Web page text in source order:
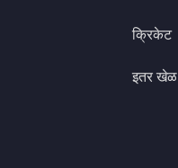
क्रिकेट
इतर खेळ